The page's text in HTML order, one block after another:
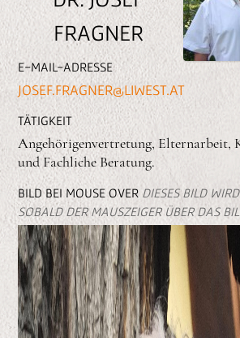
n
e
FRAGNER
E-MAIL-ADRESSE
JOSEF.FRAGNER@LIWEST.AT
TÄTIGKEIT
Angehörigenvertretung, Elternarbeit,
und Fachliche Beratung.
BILD BEI MOUSE OVER DIESES BILD
SOBALD DER MAUSZEIGER ÜBER DAS